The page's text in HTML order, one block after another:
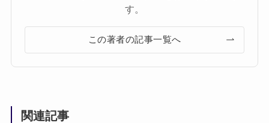
す。
この著者の記事一覧へ
関連記事